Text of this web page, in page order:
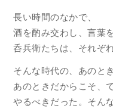
長い時間のなかで、
酒を酌み交わし、言葉
呑兵衛たちは、それぞ
そんな時代の、あのとき
あのときだからこそ、
やるべきだった。そん